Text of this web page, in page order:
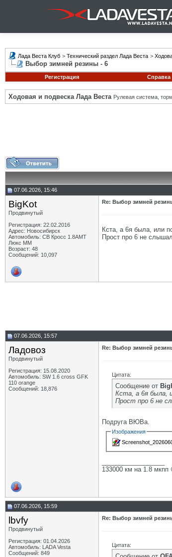
Лада Веста Клуб > Технический раздел Лада Веста >
Выбор зимней резины - 6
Регистрация
Справка
Ходовая и подвеска Лада Веста Рулевая система,
07.06.2026, 15:46
BigKot
Продвинутый
Регистрация: 22.02.2016
Адрес: Новосибирск
Автомобиль: СВ Кросс 1.8АМТ
Люкс ММ
Возраст: 48
Сообщений: 10,097
Re: Выбор зимней
Кста, а 6я была, или
Прост про 6 не
07.06.2026, 15:57
Ладовоз
Продвинутый
Регистрация: 15.08.2020
Автомобиль: SW 1.6 cross GFK
110 orange
Сообщений: 18,876
Re: Выбор зимней
Цитата:
Сообщение от
Кста, а 6я была,
Прост про 6 не
Подруга ВЮВа.
Изображения
133000 км на 1.8 мкпп
07.06.2026, 15:59
lbvfy
Продвинутый
Регистрация: 01.04.2026
Автомобиль: LADA Vesta
Сообщений: 849
Re: Выбор зимней
Цитата: